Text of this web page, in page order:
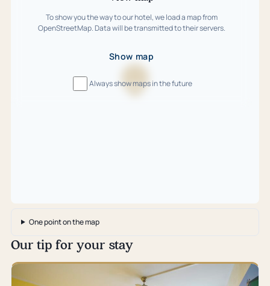
To show you the way to our hotel, we load a map from
OpenStreetMap. Data will be transmitted to their servers.
Show map
Always show maps in the future
Loading
One point on the map
Our tip for your stay